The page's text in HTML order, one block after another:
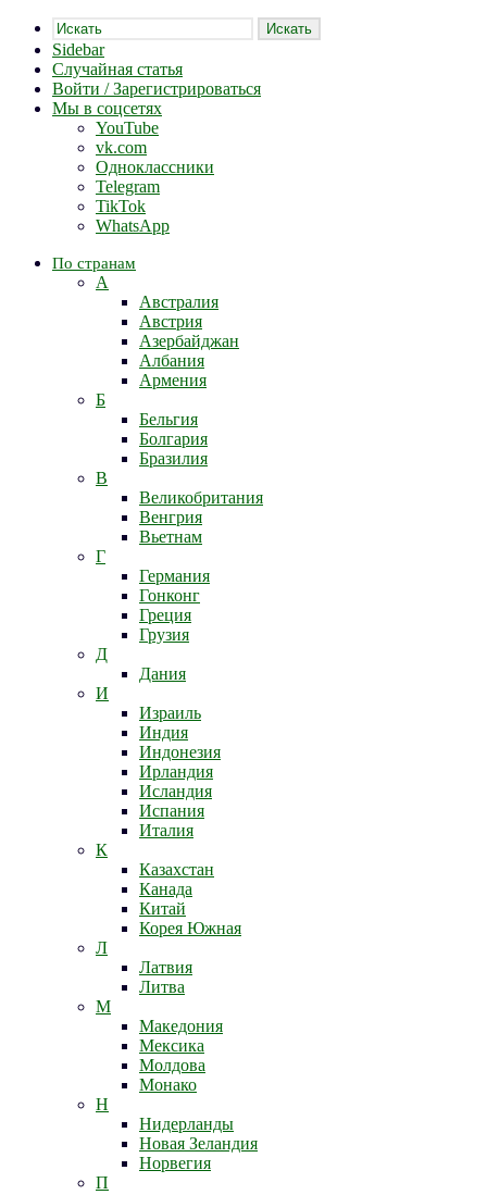
Искать
Sidebar
Случайная статья
Войти / Зарегистрироваться
Мы в соцсетях
YouTube
vk.com
Одноклассники
Telegram
TikTok
WhatsApp
По странам
А
Австралия
Австрия
Азербайджан
Албания
Армения
Б
Бельгия
Болгария
Бразилия
В
Великобритания
Венгрия
Вьетнам
Г
Германия
Гонконг
Греция
Грузия
Д
Дания
И
Израиль
Индия
Индонезия
Ирландия
Исландия
Испания
Италия
К
Казахстан
Канада
Китай
Корея Южная
Л
Латвия
Литва
М
Македония
Мексика
Молдова
Монако
Н
Нидерланды
Новая Зеландия
Норвегия
П